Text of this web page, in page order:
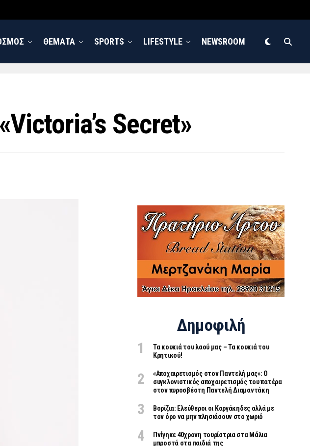
ΘΕΜΑΤΑ SPORTS LIFESTYLE NEWSROOM
Secret»
Δημοφιλή
Τα κουκιά του λαού μας – Τα κουκιά του
Κρητικού!
«Aποχαιρετισμός στον Παντελή μας»: Ο
συγκλονιστικός αποχαιρετισμός του πατέρα
στον πυροσβέστη Παντελή Διαμαντάκη
Βορίζια: Ελεύθεροι οι Καργάκηδες αλλά με
τον όρο να μην πλησιάσουν στο χωριό
Πνίγηκε 40χρονη τουρίστρια στα Μάλια
μπροστά στα παιδιά της